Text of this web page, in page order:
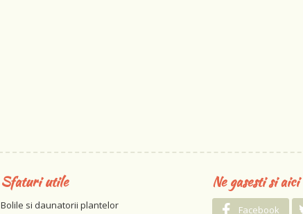
Sfaturi utile
Bolile si daunatorii plantelor
Ne gasesti si aici
Facebook